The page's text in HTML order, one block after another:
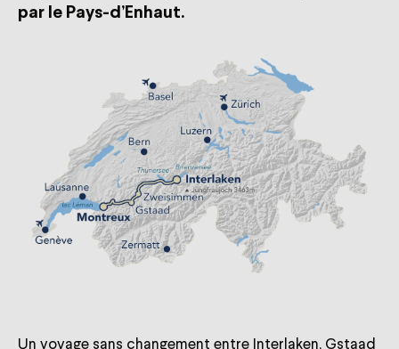
Un voyage sans changement entre Interlaken, Gstaad